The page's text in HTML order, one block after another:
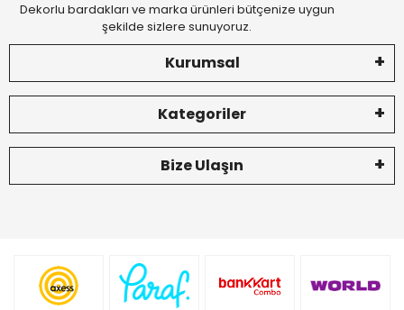
Dekorlu bardakları ve marka ürünleri bütçenize uygun
şekilde sizlere sunuyoruz.
Kurumsal
Kategoriler
Bize Ulaşın